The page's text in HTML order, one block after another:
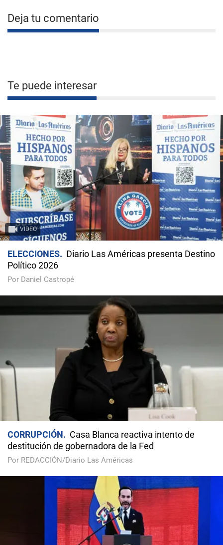
Deja tu comentario
Te puede interesar
VIDEO
ELECCIONES
Diario Las Américas presenta Destino
Político 2026
Por Daniel Castropé
CORRUPCIÓN
Casa Blanca reactiva intento de
destitución de gobernadora de la Fed
Por REDACCIÓN/Diario Las Américas